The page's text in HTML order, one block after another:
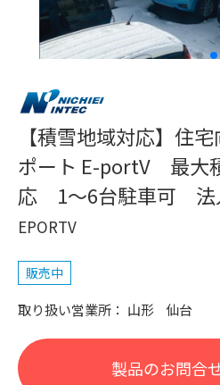
【積雪地域対応】住
ポート E-portV 最大
応 1～6台駐車可 法
EPORTV
販売中
山形 仙台
製品のお問合